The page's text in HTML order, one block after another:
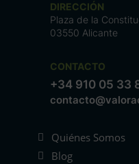
DIRECCIÓN
Plaza de la
03550 Alicante
CONTACTO
+34 910 05 33
Quiénes Somos
Blog